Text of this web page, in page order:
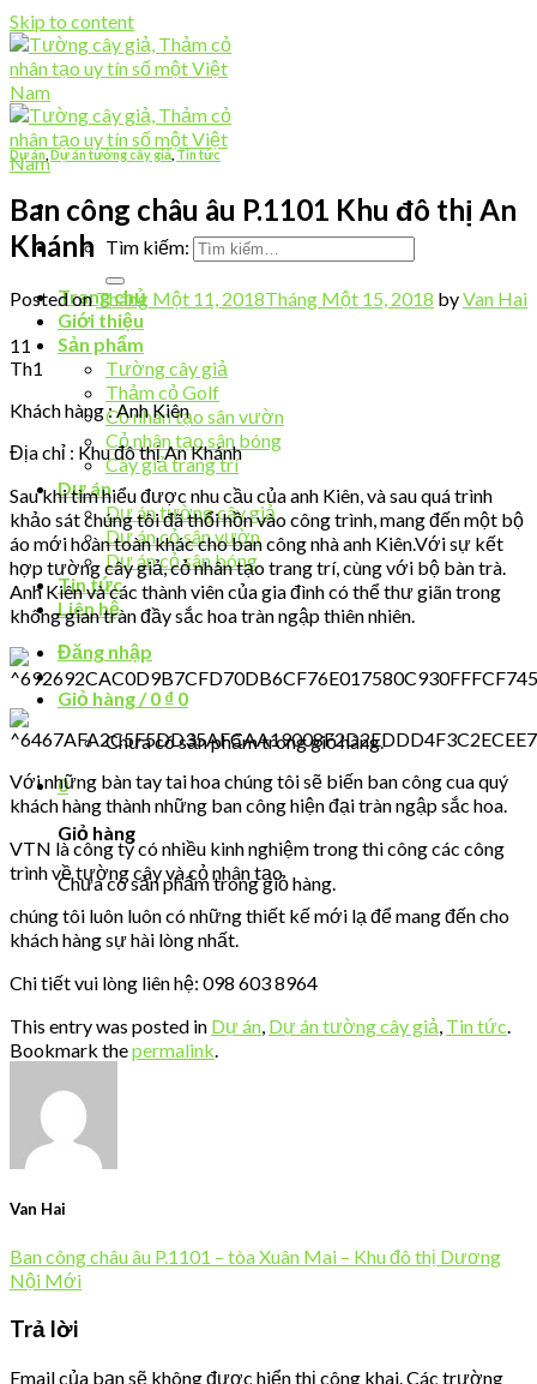
Skip to content
Tìm kiếm:
Trang chủ
Giới thiệu
Sản phẩm
Tường cây giả
Thảm cỏ Golf
Cỏ nhân tạo sân vườn
Cỏ nhân tạo sân bóng
Cây giả trang trí
Dự án
Dự án tường cây giả
Dự án cỏ sân vườn
Dự án cỏ sân bóng
Tin tức
Liên hệ
Đăng nhập
Giỏ hàng /0 ₫ 0
Chưa có sản phẩm trong giỏ hàng.
0
Giỏ hàng
Chưa có sản phẩm trong giỏ hàng.
Dự án,Dự án tường cây giả,Tin tức
Ban công châu âu P.1101 Khu đô thị An
Khánh
Posted onTháng Một 11, 2018Tháng Một 15, 2018 byVan Hai
11
Th1
Khách hàng : Anh Kiên
Địa chỉ : Khu đô thị An Khánh
Sau khi tìm hiểu được nhu cầu của anh Kiên, và sau quá trình
khảo sát chúng tôi đã thổi hồn vào công trình, mang đến một bộ
áo mới hoàn toàn khác cho ban công nhà anh Kiên.Với sự kết
hợp tường cây giả, cỏ nhân tạo trang trí, cùng với bộ bàn trà.
Anh Kiên và các thành viên của gia đình có thể thư giãn trong
không gian tràn đầy sắc hoa tràn ngập thiên nhiên.
Với những bàn tay tai hoa chúng tôi sẽ biến ban công cua quý
khách hàng thành những ban công hiện đại tràn ngập sắc hoa.
VTN là công ty có nhiều kinh nghiệm trong thi công các công
trình về tường cây và cỏ nhân tạo
chúng tôi luôn luôn có những thiết kế mới lạ để mang đến cho
khách hàng sự hài lòng nhất.
Chi tiết vui lòng liên hệ: 098 603 8964
This entry was posted in Dự án, Dự án tường cây giả, Tin tức.
Bookmark thepermalink.
Van Hai
Ban công châu âu P.1101 – tòa Xuân Mai – Khu đô thị Dương
Nội Mới
Trả lời
Email của bạn sẽ không được hiển thị công khai. Các trường